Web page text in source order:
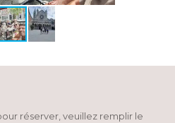
réserver, veuillez remplir le